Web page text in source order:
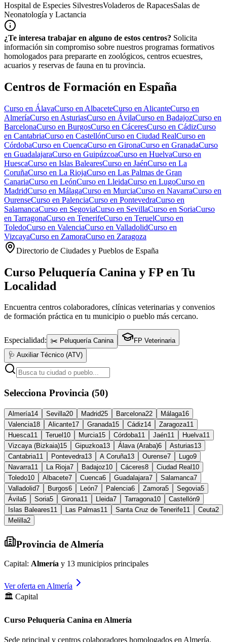
Hospital de Especies SilvestresVoladeros de RapacesSalas de
Neonatología y Lactancia
¿Te interesa trabajar en alguno de estos centros? Solicita
información sin compromiso sobre nuestros programas formativos
homologados para prepararte en zoológicos, centros ecuestres,
acuarios y reservas de fauna en tu provincia.
Centros de Formación en España
Curso en ÁlavaCurso en AlbaceteCurso en AlicanteCurso en
AlmeríaCurso en AsturiasCurso en ÁvilaCurso en BadajozCurso en
BarcelonaCurso en BurgosCurso en CáceresCurso en CádizCurso
en CantabriaCurso en CastellónCurso en Ciudad RealCurso en
CórdobaCurso en CuencaCurso en GironaCurso en GranadaCurso
en GuadalajaraCurso en GuipúzcoaCurso en HuelvaCurso en
HuescaCurso en Islas BalearesCurso en JaénCurso en La
CoruñaCurso en La RiojaCurso en Las Palmas de Gran
CanariaCurso en LeónCurso en LleidaCurso en LugoCurso en
MadridCurso en MálagaCurso en MurciaCurso en NavarraCurso en
OurenseCurso en PalenciaCurso en PontevedraCurso en
SalamancaCurso en SegoviaCurso en SevillaCurso en SoriaCurso
en TarragonaCurso en TenerifeCurso en TeruelCurso en
ToledoCurso en ValenciaCurso en ValladolidCurso en
VizcayaCurso en ZamoraCurso en Zaragoza
Directorio de Ciudades y Pueblos de España
Curso Peluquería Canina y FP en Tu
Localidad
Encuentra centros colaboradores, clínicas veterinarias y convenios
de formación práctica en tu municipio o pueblo más cercano.
Especialidad: ✂️ Peluquería Canina
FP Veterinaria
🩺 Auxiliar Técnico (ATV)
Selecciona Provincia (50)
Almería14 Sevilla20 Madrid25 Barcelona22 Málaga16
Valencia18 Alicante17 Granada15 Cádiz14 Zaragoza11
Huesca11 Teruel 10 Murcia15 Córdoba11 Jaén11 Huelva11
Vizcaya (Bizkaia)15 Gipuzkoa13 Álava (Araba)6 Asturias13
Cantabria11 Pontevedra13 A Coruña13 Ourense7 Lugo9
Navarra11 La Rioja7 Badajoz10 Cáceres8 Ciudad Real 10
Toledo10 Albacete7 Cuenca6 Guadalajara7 Salamanca7
Valladolid7 Burgos6 León7 Palencia6 Zamora5 Segovia5
Ávila5 Soria5 Girona11 Lleida7 Tarragona10 Castellón9
Islas Baleares11 Las Palmas11 Santa Cruz de Tenerife11 Ceuta2
Melilla2
Provincia de Almería
Capital: Almería y 13 municipios principales
Ver oferta en Almería
🏛️ Capital
Curso Peluquería Canina en Almería
Sede principal y centros colaboradores homologados en Almería.